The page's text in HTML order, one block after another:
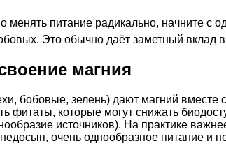
менять питание радикально, начните с
Это обычно даёт заметный вклад
магния
бобовые, зелень) дают магний
фитаты, которые могут снижать
источников). На практике
очень однообразное питание и